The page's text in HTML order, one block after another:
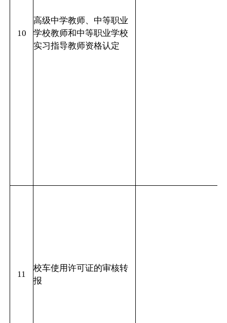
10
高级中学教师、中等职业
学校教师和中等职业学校
实习指导教师资格认定
11
校车使用许可证的审核转
报